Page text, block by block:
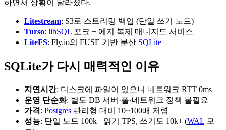
하면서 상황이 달라졌다.
Litestream: S3로 스트리밍 백업 (단일 쓰기 노드)
Turso: libSQL 포크 + 에지 복제 매니지드 서비스
LiteFS: Fly.io의 FUSE 기반 분산 SQLite
SQLite가 다시 매력적인 이유
지연시간: 디스크에 파일이 있으니 네트워크 RTT 0ms
운영 단순화: 별도 DB 서버·풀·네트워크 정책 불필요
가격: Postgres 관리형 대비 10~100배 저렴
성능: 단일 노드 100k+ 읽기 TPS, 쓰기도 10k+ (WAL 모